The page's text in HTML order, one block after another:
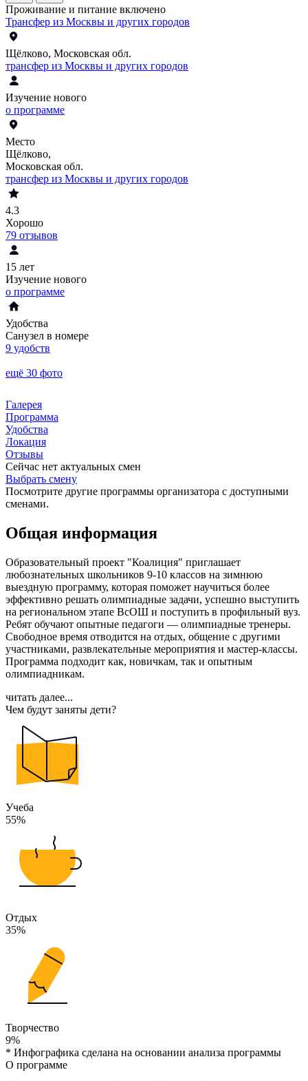
Проживание и питание включено
Трансфер из Москвы и других городов
Щёлково, Московская обл.
трансфер из Москвы и других городов
Изучение нового
о программе
Место
Щёлково,
Московская обл.
трансфер из Москвы и других городов
4.3
Хорошо
79 отзывов
15 лет
Изучение нового
о программе
Удобства
Санузел в номере
9 удобств
ещё 30 фото
Галерея
Программа
Удобства
Локация
Отзывы
Сейчас нет актуальных смен
Выбрать смену
Посмотрите другие программы организатора с доступными
сменами.
Общая информация
Образовательный проект "Коалиция" приглашает
любознательных школьников 9-10 классов на зимнюю
выездную программу, которая поможет научиться более
эффективно решать олимпиадные задачи, успешно выступить
на региональном этапе ВсОШ и поступить в профильный вуз.
Ребят обучают опытные педагоги — олимпиадные тренеры.
Свободное время отводится на отдых, общение с другими
участниками, развлекательные мероприятия и мастер-классы.
Программа подходит как, новичкам, так и опытным
олимпиадникам.
читать далее...
Чем будут заняты дети?
Учеба
55%
Отдых
35%
Творчество
9%
* Инфографика сделана на основании анализа программы
О программе